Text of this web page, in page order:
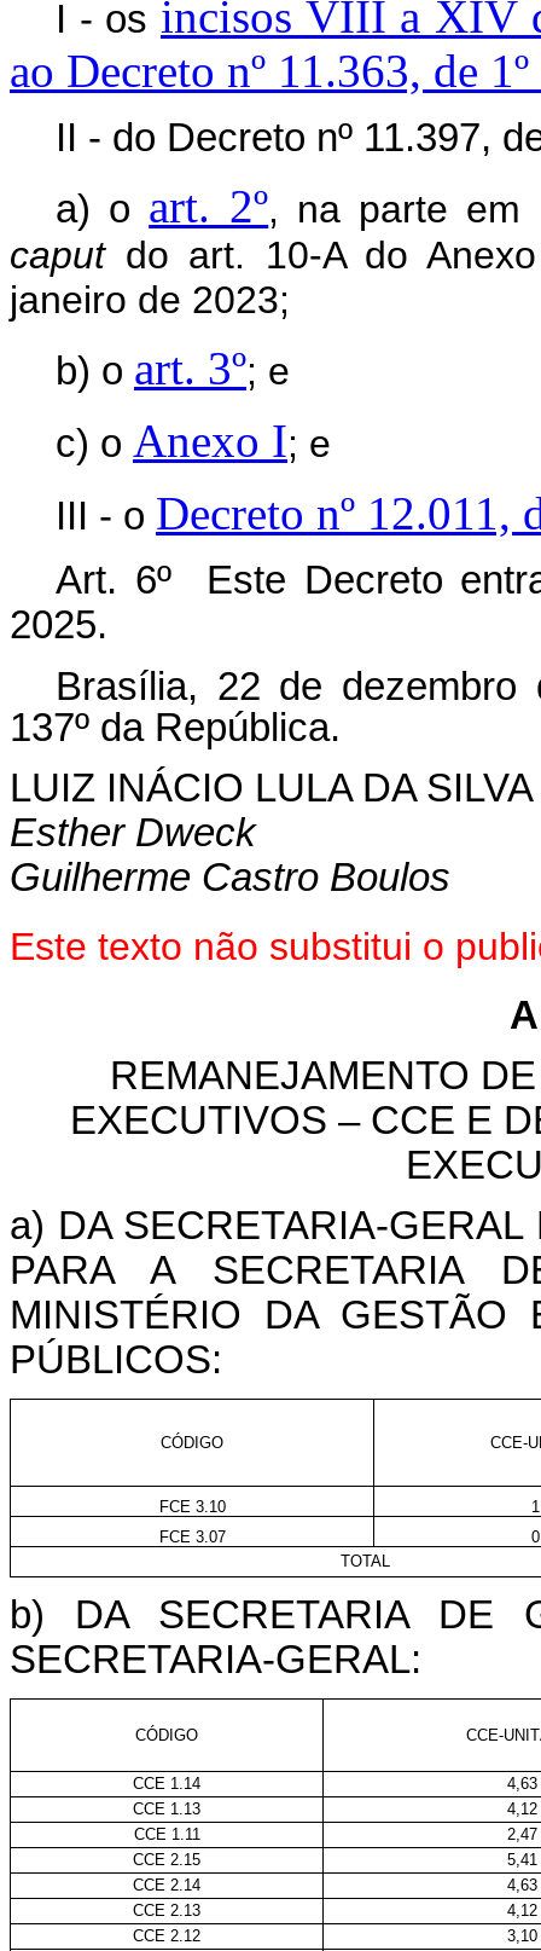
I - os incisos VIII a XIV
ao Decreto nº 11.363, de
II - do Decreto nº 11.397,
a) o art. 2º, na parte em
caputdo art. 10-A do
janeiro de 2023;
b) o art. 3º; e
c) o Anexo I; e
III - o Decreto nº 12.011,
Art. 6º Este Decreto
2025.
Brasília, 22 de dezembro
137º da República.
LUIZ INÁCIO LULA DA SILVA
Esther Dweck
Guilherme Castro Boulos
Este texto não substitui o
REMANEJAMENTO
EXECUTIVOS – CCE E
a) DA SECRETARIA-
PARA A SECRETARIA
MINISTÉRIO DA GESTÃO
PÚBLICOS:
CÓDIGO CCE-
FCE 3.10
FCE 3.07
TOTAL
b) DA SECRETARIA DE
SECRETARIA-GERAL:
CÓDIGO CCE-
CCE 1.14
4,63
CCE 1.13
4,12
CCE 1.11
2,47
CCE 2.15
5,41
CCE 2.14
4,63
CCE 2.13
4,12
CCE 2.12
3,10